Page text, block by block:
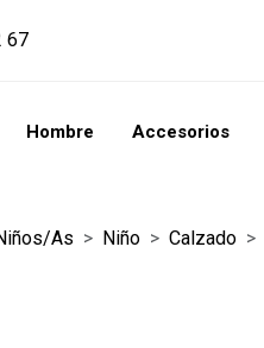
67
Hombre Accesorios
as Niño Calzado